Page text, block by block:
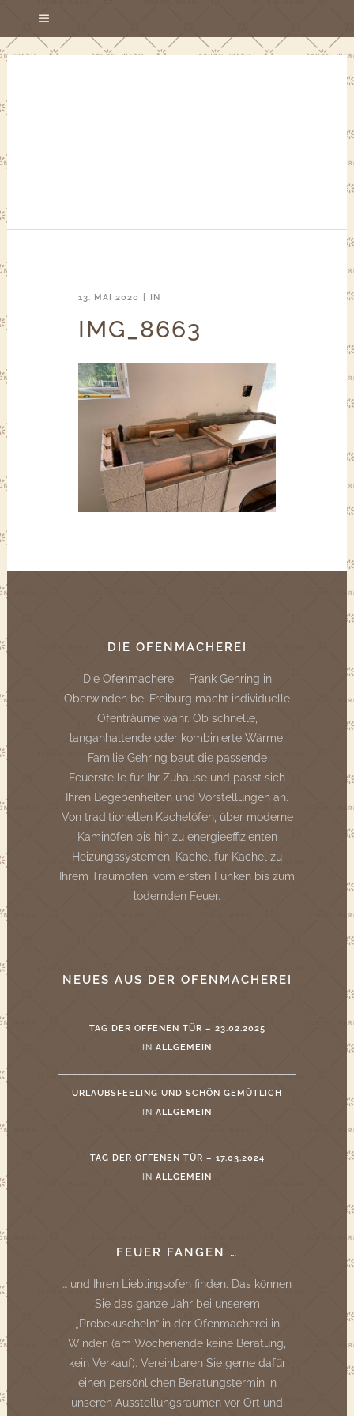
13. MAI 2020 IN
IMG_8663
DIE OFENMACHEREI
Die Ofenmacherei – Frank Gehring in
Oberwinden bei Freiburg macht individuelle
Ofenträume wahr. Ob schnelle,
langanhaltende oder kombinierte Wärme,
Familie Gehring baut die passende
Feuerstelle für Ihr Zuhause und passt sich
Ihren Begebenheiten und Vorstellungen an.
Von traditionellen Kachelöfen, über moderne
Kaminöfen bis hin zu energieeffizienten
Heizungssystemen. Kachel für Kachel zu
Ihrem Traumofen, vom ersten Funken bis zum
lodernden Feuer.
NEUES AUS DER OFENMACHEREI
TAG DER OFFENEN TÜR – 23.02.2025
IN ALLGEMEIN
URLAUBSFEELING UND SCHÖN GEMÜTLICH
IN ALLGEMEIN
TAG DER OFFENEN TÜR – 17.03.2024
IN ALLGEMEIN
FEUER FANGEN …
… und Ihren Lieblingsofen finden. Das können
Sie das ganze Jahr bei unserem
„Probekuscheln“ in der Ofenmacherei in
Winden (am Wochenende keine Beratung,
kein Verkauf). Vereinbaren Sie gerne dafür
einen persönlichen Beratungstermin in
unseren Ausstellungsräumen vor Ort und